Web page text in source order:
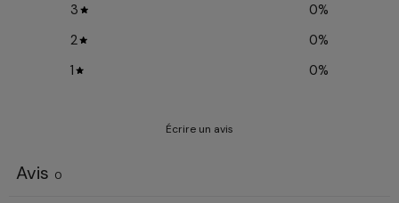
3
0%
2
0%
1
0%
Écrire un avis
Avis 0